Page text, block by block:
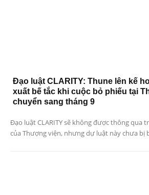
Đạo luật CLARITY: Thune lên kế
xuất bế tắc khi cuộc bỏ phiếu tại
chuyển sang tháng 9
Đạo luật CLARITY sẽ không được thông qua
của Thượng viện, nhưng dự luật này chưa bị